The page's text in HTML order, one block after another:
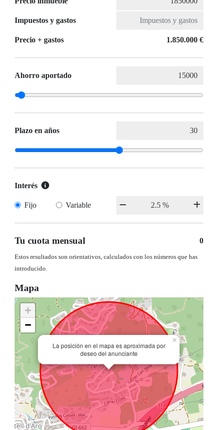
Impuestos y gastos
Precio + gastos 1.850.000 €
Ahorro aportado
Plazo en años
Interés
Fijo Variable
Tu cuota mensual 0
Estos resultados son orientativos, calculados con los números que has
introducido.
Mapa
La posición en el mapa es aproximada por
deseo del anunciante
×
+
−